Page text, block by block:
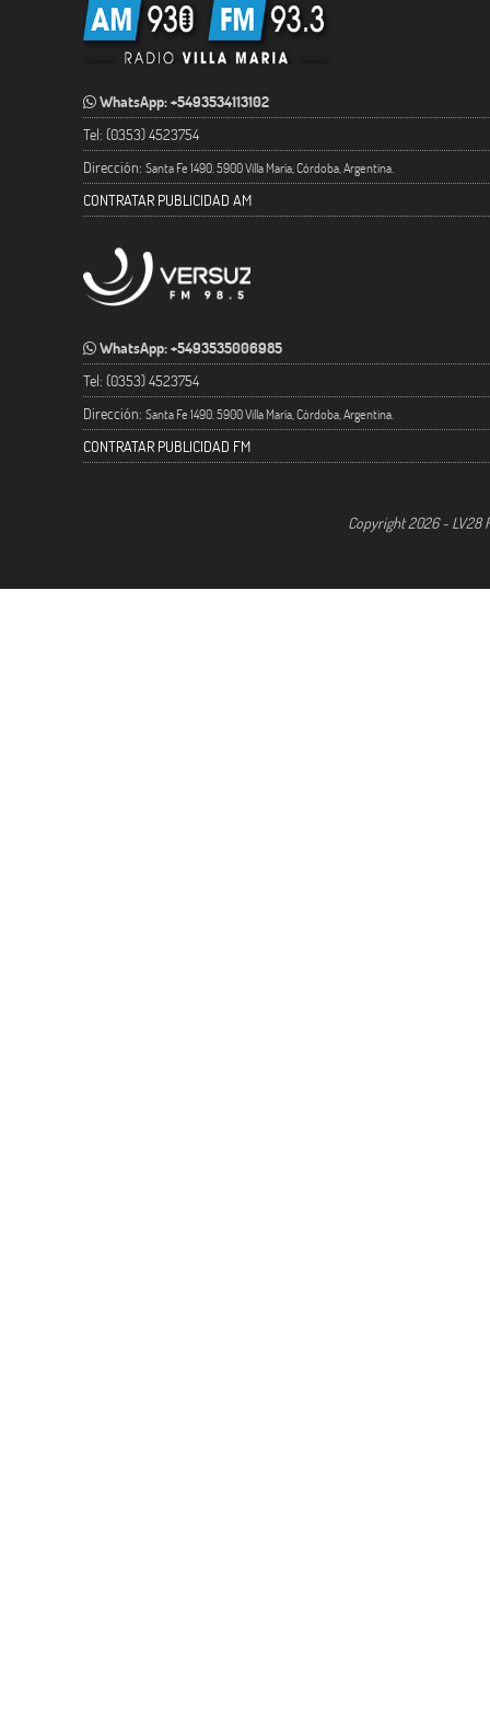
WhatsApp: +5493534113102
Tel: (0353) 4523754
Dirección: Santa Fe 1490. 5900 Villa María, Córdoba, Argentina.
CONTRATAR PUBLICIDAD AM
WhatsApp: +5493535006985
Tel: (0353) 4523754
Dirección: Santa Fe 1490. 5900 Villa María, Córdoba, Argentina.
CONTRATAR PUBLICIDAD FM
Copyright 2026 - LV28